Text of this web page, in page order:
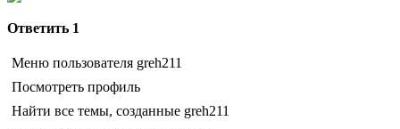
Ответить 1
Меню пользователя greh211
Посмотреть профиль
Найти все темы, созданные greh211